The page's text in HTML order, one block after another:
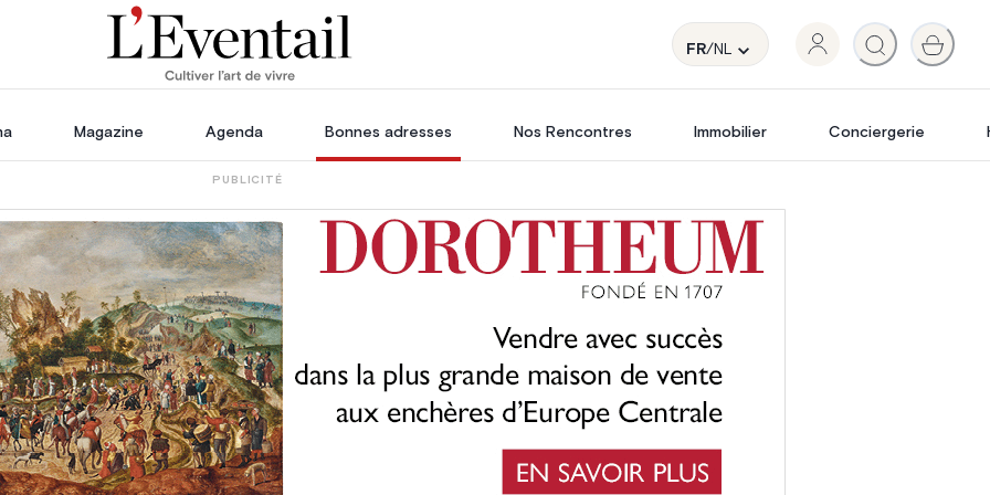
FR/NL
Magazine Agenda Bonnes adresses Nos Rencontres Immobilier Conciergerie
PUBLICITÉ